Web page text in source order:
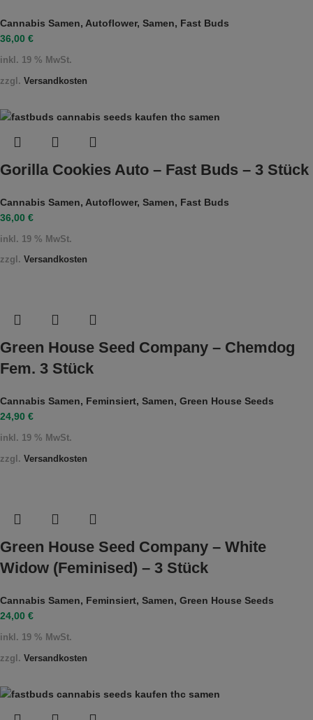
Cannabis Samen, Autoflower, Samen, Fast Buds
36,00 €
inkl. 19 % MwSt.
zzgl. Versandkosten
Gorilla Cookies Auto – Fast Buds – 3 Stück
Cannabis Samen, Autoflower, Samen, Fast Buds
36,00 €
inkl. 19 % MwSt.
zzgl. Versandkosten
Green House Seed Company – Chemdog
Fem. 3 Stück
Cannabis Samen, Feminsiert, Samen, Green House Seeds
24,90 €
inkl. 19 % MwSt.
zzgl. Versandkosten
Green House Seed Company – White
Widow (Feminised) – 3 Stück
Cannabis Samen, Feminsiert, Samen, Green House Seeds
24,00 €
inkl. 19 % MwSt.
zzgl. Versandkosten